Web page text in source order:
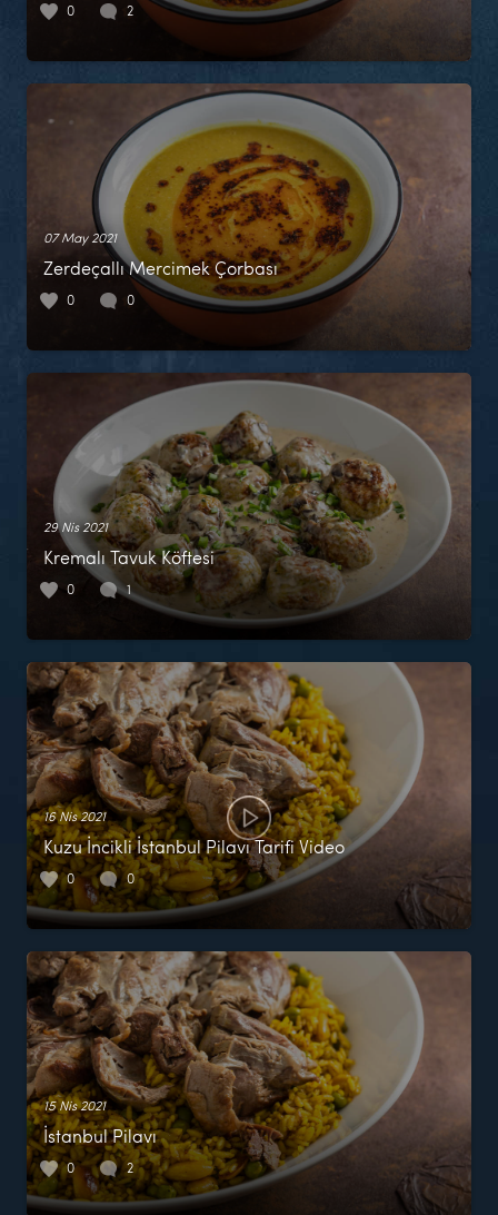
0 2
07 May 2021
Zerdeçallı Mercimek Çorbası
0 0
29 Nis 2021
Kremalı Tavuk Köftesi
0 1
16 Nis 2021
Kuzu İncikli İstanbul Pilavı Tarifi Video
0 0
15 Nis 2021
İstanbul Pilavı
0 2